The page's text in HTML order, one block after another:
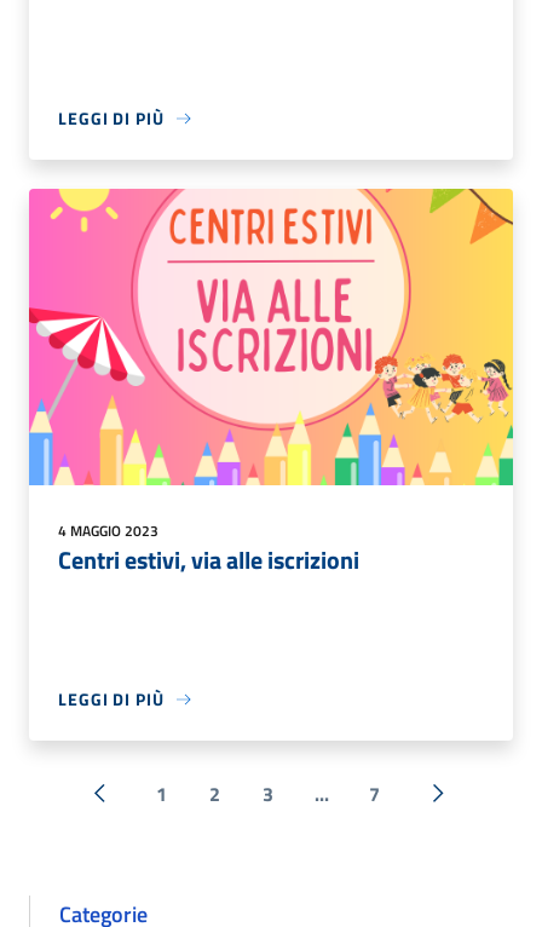
LEGGI DI PIÙ
4 MAGGIO 2023
Centri estivi, via alle iscrizioni
LEGGI DI PIÙ
« Precedente
1 2 3 ... 7 Successiva
Categorie